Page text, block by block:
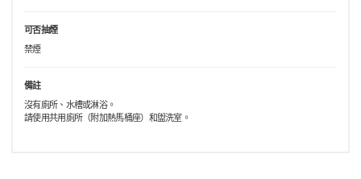
可否抽煙
禁煙
備註
沒有廁所、水槽或淋浴。
請使用共用廁所（附加熱馬桶座）和盥洗室。